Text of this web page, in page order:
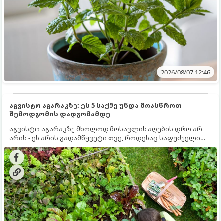
2026/08/07 12:46
აგვისტო აგარაკზე: ეს 5 საქმე უნდა მოასწროთ
შემოდგომის დადგომამდე
აგვისტო აგარაკზე მხოლოდ მოსავლის აღების დრო არ
არის - ეს არის გადამწყვეტი თვე, როდესაც საფუძველი
ეყრება მომავალი წლის მოსავალს და ბაღი მზადდება
შემოდგომა-ზამთრის სეზონისთვის. იმისათვის, რომ
ნიადაგმა ენერგია აღიდგინოს, ხოლო მცენარეებმა
ზამთარს გაუძლონ, აგვისტოს ბოლომდე 5
მნიშვნელოვანი საქმის გაკეთება უნდა მოასწროთ: